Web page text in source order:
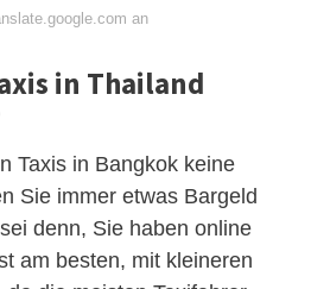
an
in Thailand
Taxis in Bangkok keine
Sie immer etwas Bargeld
denn, Sie haben online
am besten, mit kleineren